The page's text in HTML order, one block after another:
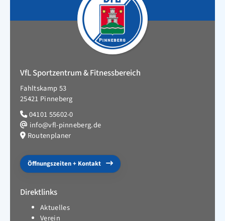
VfL Sportzentrum & Fitnessbereich
Fahltskamp 53
25421 Pinneberg
04101 55602-0
info@vfl-pinneberg.de
Routenplaner
Öffnungszeiten + Kontakt
Direktlinks
Aktuelles
Verein